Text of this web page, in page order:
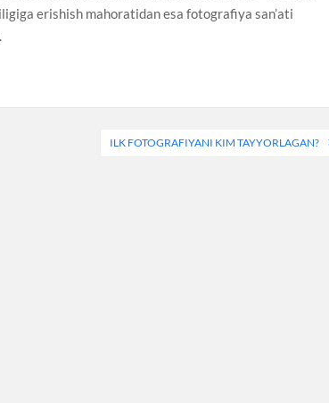
erishish mahoratidan esa fotografiya san’ati
ILK FOTOGRAFIYANI KIM TAYYORLAGAN?